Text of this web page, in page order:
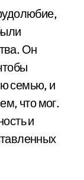
Он
семью, и
что мог.
и